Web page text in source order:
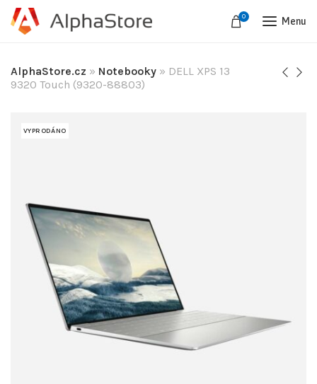
0 Menu
AlphaStore.cz » Notebooky » DELL XPS 13
9320 Touch (9320-88803)
VYPRODÁNO